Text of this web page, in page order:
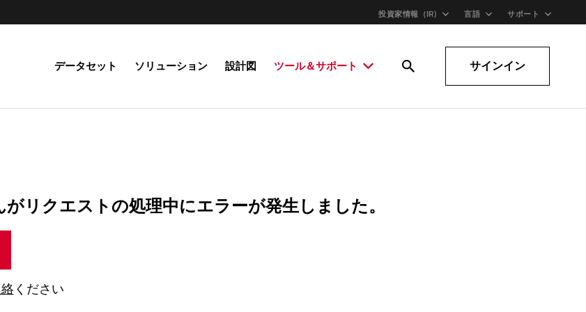
投資家情報（IR) 言語 サポート
データセット ソリューション 設計図 ツール＆サポート サインイン
リクエストの処理中にエラーが発生しました。
ください